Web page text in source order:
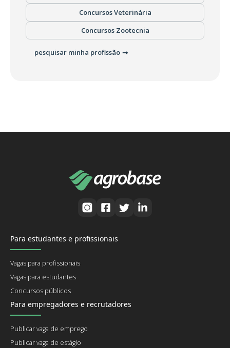
Concursos Veterinária
Concursos Zootecnia
pesquisar minha profissão
Para estudantes e profissionais
Vagas para profissionais
Vagas para estudantes
Concursos públicos
Para empregadores e recrutadores
Publicar vaga de emprego
Publicar vaga de estágio